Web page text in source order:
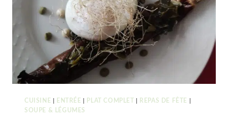
CUISINE ENTRÉE PLAT COMPLET REPAS DE FÊTE
SOUPE & LÉGUMES